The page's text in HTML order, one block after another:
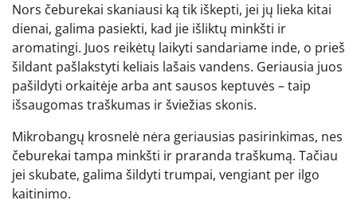
Nors čeburekai skaniausi ką tik iškepti, jei jų lieka kitai
dienai, galima pasiekti, kad jie išliktų minkšti ir
aromatingi. Juos reikėtų laikyti sandariame inde, o prieš
šildant pašlakstyti keliais lašais vandens. Geriausia juos
pašildyti orkaitėje arba ant sausos keptuvės – taip
išsaugomas traškumas ir šviežias skonis.
Mikrobangų krosnelė nėra geriausias pasirinkimas, nes
čeburekai tampa minkšti ir praranda traškumą. Tačiau
jei skubate, galima šildyti trumpai, vengiant per ilgo
kaitinimo.